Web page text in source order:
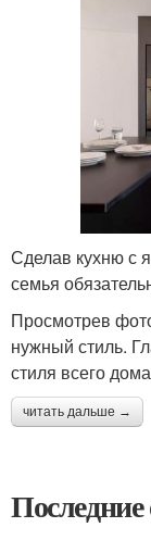
Сделав кухню с
семья
Просмотрев
нужный стиль.
стиля всего
читать дальше →
Последние